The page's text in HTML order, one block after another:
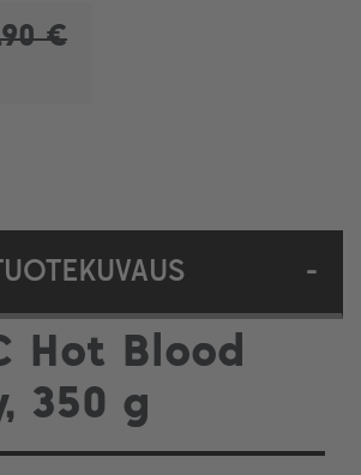
€
-
Hot Blood
350 g